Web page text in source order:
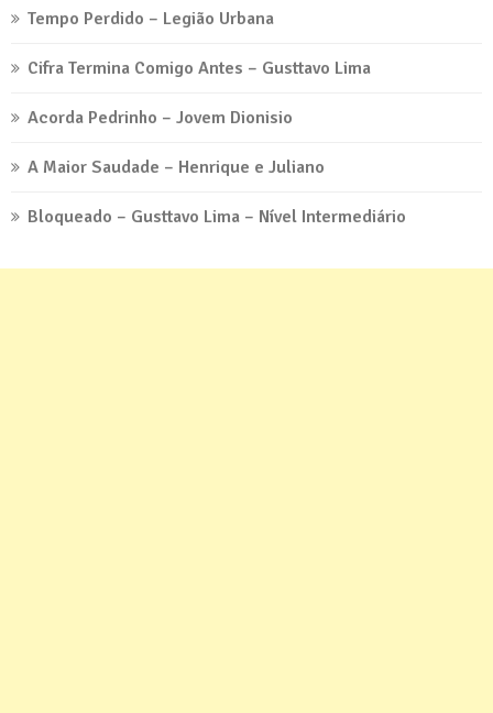
Tempo Perdido – Legião Urbana
Cifra Termina Comigo Antes – Gusttavo Lima
Acorda Pedrinho – Jovem Dionisio
A Maior Saudade – Henrique e Juliano
Bloqueado – Gusttavo Lima – Nível Intermediário